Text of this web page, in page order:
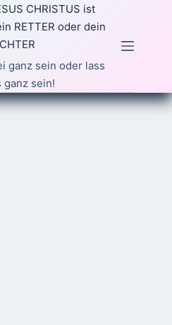
CHRISTUS ist
RETTER oder dein
ganz sein oder lass
ganz sein!